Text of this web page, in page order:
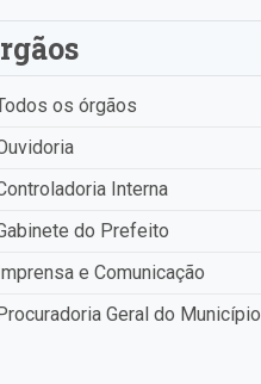
os órgãos
Interna
do Prefeito
Imprensa e Comunicação
Procuradoria Geral do Município